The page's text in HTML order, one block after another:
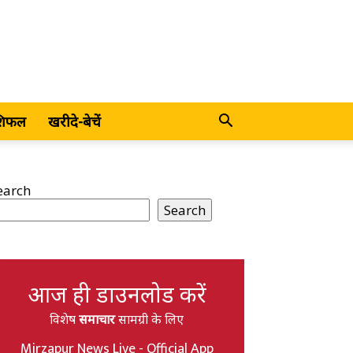
खरीदे-बेचें
Search
आज ही डाउनलोड करें
विशेषसमाचारसामग्री के लिए